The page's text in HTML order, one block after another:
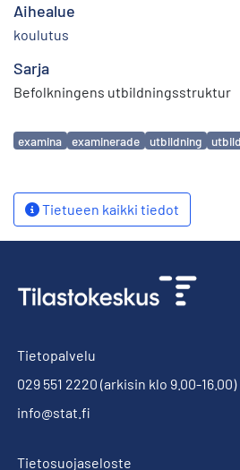
Aihealue
koulutus
Sarja
Befolkningens utbildningsstruktur
Avainsanat
examina examinerade utbildning
Tietueen kaikki tiedot
Tietopalvelu
029 551 2220 (arkisin klo 9.00-16.00)
info@stat.fi
Tietosuojaseloste